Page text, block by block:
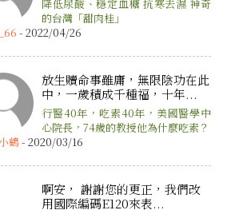
降低尿酸、穩定血糖 抗寒去濕 神奇
的台灣「甜肉桂」
- 2022/04/26
放生贖命事雖庸，無限陰功在此
中，一歲積成千種福，十年...
行醫40年，吃素40年，美國醫學中
心院長，74歲的教授他為什麼吃素？
鶴- 2020/03/16
啊安， 謝謝您的更正，我們改
用國際編碼E120來表...